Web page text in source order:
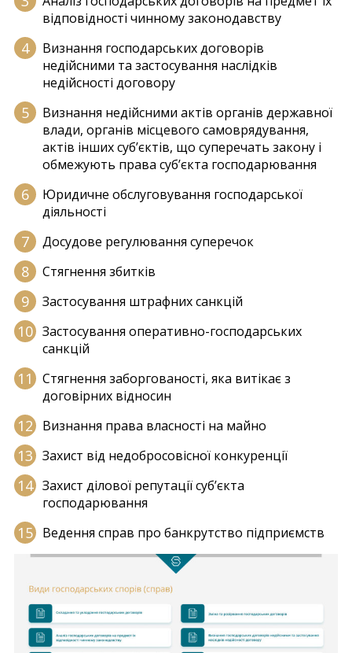
відповідності чинному законодавству
Визнання господарських договорів
недійсними та застосування наслідків
недійсності договору
Визнання недійсними актів органів державної
влади, органів місцевого самоврядування,
актів інших суб’єктів, що суперечать закону і
обмежують права суб’єкта господарювання
Юридичне обслуговування господарської
діяльності
Досудове регулювання суперечок
Стягнення збитків
Застосування штрафних санкцій
Застосування оперативно-господарських
санкцій
Стягнення заборгованості, яка витікає з
договірних відносин
Визнання права власності на майно
Захист від недобросовісної конкуренції
Захист ділової репутації суб’єкта
господарювання
Ведення справ про банкрутство підприємств